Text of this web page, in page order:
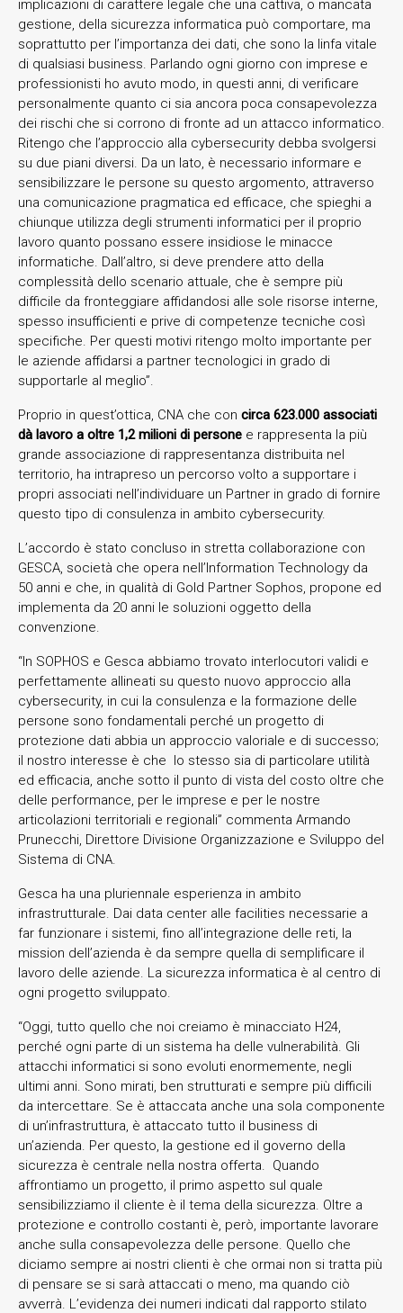
implicazioni di carattere legale che una cattiva, o mancata
gestione, della sicurezza informatica può comportare, ma
soprattutto per l’importanza dei dati, che sono la linfa vitale
di qualsiasi business. Parlando ogni giorno con imprese e
professionisti ho avuto modo, in questi anni, di verificare
personalmente quanto ci sia ancora poca consapevolezza
dei rischi che si corrono di fronte ad un attacco informatico.
Ritengo che l’approccio alla cybersecurity debba svolgersi
su due piani diversi. Da un lato, è necessario informare e
sensibilizzare le persone su questo argomento, attraverso
una comunicazione pragmatica ed efficace, che spieghi a
chiunque utilizza degli strumenti informatici per il proprio
lavoro quanto possano essere insidiose le minacce
informatiche. Dall’altro, si deve prendere atto della
complessità dello scenario attuale, che è sempre più
difficile da fronteggiare affidandosi alle sole risorse interne,
spesso insufficienti e prive di competenze tecniche così
specifiche. Per questi motivi ritengo molto importante per
le aziende affidarsi a partner tecnologici in grado di
supportarle al meglio”.
Proprio in quest’ottica, CNA che con circa 623.000 associati
dà lavoro a oltre 1,2 milioni di persone e rappresenta la più
grande associazione di rappresentanza distribuita nel
territorio, ha intrapreso un percorso volto a supportare i
propri associati nell’individuare un Partner in grado di fornire
questo tipo di consulenza in ambito cybersecurity.
L’accordo è stato concluso in stretta collaborazione con
GESCA, società che opera nell’Information Technology da
50 anni e che, in qualità di Gold Partner Sophos, propone ed
implementa da 20 anni le soluzioni oggetto della
convenzione.
“In SOPHOS e Gesca abbiamo trovato interlocutori validi e
perfettamente allineati su questo nuovo approccio alla
cybersecurity, in cui la consulenza e la formazione delle
persone sono fondamentali perché un progetto di
protezione dati abbia un approccio valoriale e di successo;
il nostro interesse è che lo stesso sia di particolare utilità
ed efficacia, anche sotto il punto di vista del costo oltre che
delle performance, per le imprese e per le nostre
articolazioni territoriali e regionali” commenta Armando
Prunecchi, Direttore Divisione Organizzazione e Sviluppo del
Sistema di CNA.
Gesca ha una pluriennale esperienza in ambito
infrastrutturale. Dai data center alle facilities necessarie a
far funzionare i sistemi, fino all’integrazione delle reti, la
mission dell’azienda è da sempre quella di semplificare il
lavoro delle aziende. La sicurezza informatica è al centro di
ogni progetto sviluppato.
“Oggi, tutto quello che noi creiamo è minacciato H24,
perché ogni parte di un sistema ha delle vulnerabilità. Gli
attacchi informatici si sono evoluti enormemente, negli
ultimi anni. Sono mirati, ben strutturati e sempre più difficili
da intercettare. Se è attaccata anche una sola componente
di un’infrastruttura, è attaccato tutto il business di
un’azienda. Per questo, la gestione ed il governo della
sicurezza è centrale nella nostra offerta. Quando
affrontiamo un progetto, il primo aspetto sul quale
sensibilizziamo il cliente è il tema della sicurezza. Oltre a
protezione e controllo costanti è, però, importante lavorare
anche sulla consapevolezza delle persone. Quello che
diciamo sempre ai nostri clienti è che ormai non si tratta più
di pensare se si sarà attaccati o meno, ma quando ciò
avverrà. L’evidenza dei numeri indicati dal rapporto stilato